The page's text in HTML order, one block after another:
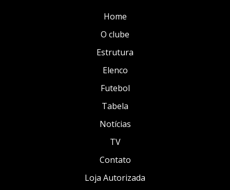
Home
O clube
Estrutura
Elenco
Futebol
Tabela
Notícias
TV
Contato
Loja Autorizada